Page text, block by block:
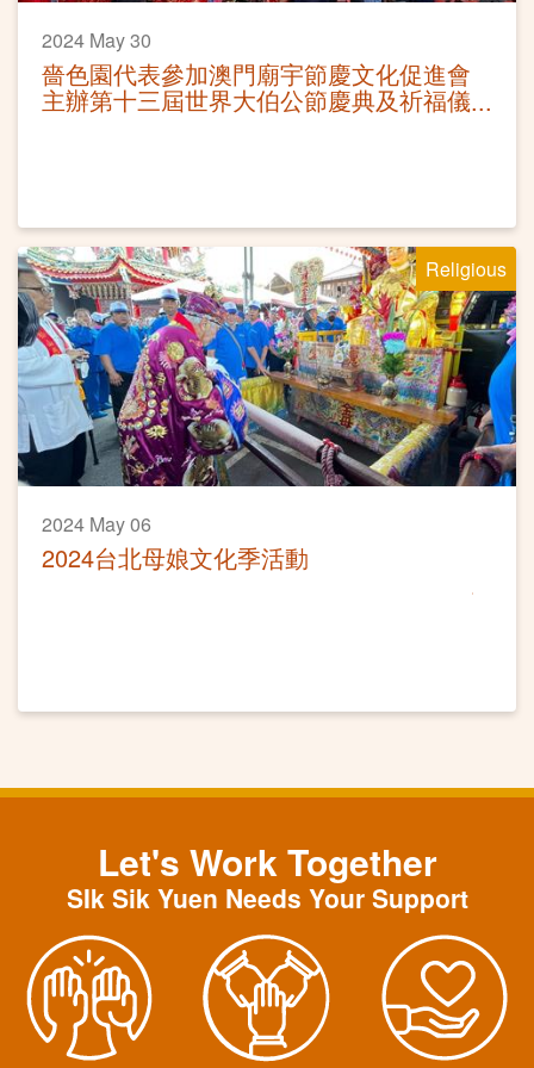
2024 May 30
嗇色園代表參加澳門廟宇節慶文化促進會
主辦第十三屆世界大伯公節慶典及祈福儀
Religious
2024 May 06
2024台北母娘文化季活動
Let's Work Together
SIk Sik Yuen Needs Your Support